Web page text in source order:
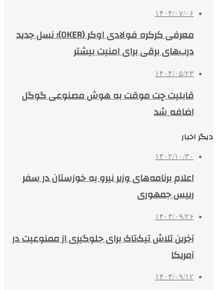
۱۴۰۴/۰۷/۰۶
معرفی کرکره فولادی اوکر (OKER)؛ نسل جدید
درب‌های برقی برای امنیت بیشتر
۱۴۰۴/۰۵/۲۳
قابلیت چت موقت به هوش مصنوعی گوگل
اضافه شد
دیگر اخبار
۱۴۰۲/۱۰/۳۰
اعلام برنامه‌های وزیر نیرو به خوزستان در سفر
رییس جمهوری
۱۴۰۳/۰۹/۲۶
آخرین تلاش تیک‌تاک برای جلوگیری از ممنوعیت در
آمریکا
۱۴۰۳/۰۹/۱۲